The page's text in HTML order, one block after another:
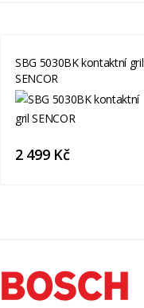
SBG 5030BK kontaktní gril
SENCOR
2 499 Kč